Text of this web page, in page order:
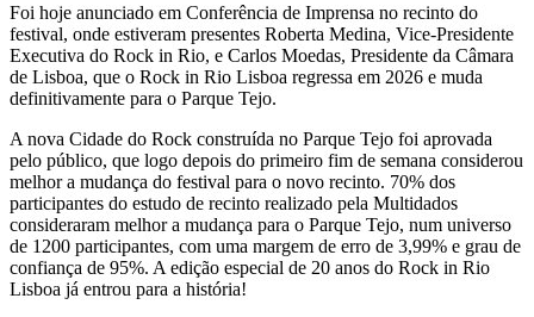
Foi hoje anunciado em Conferência de Imprensa no recinto do
festival, onde estiveram presentes Roberta Medina, Vice-Presidente
Executiva do Rock in Rio, e Carlos Moedas, Presidente da Câmara
de Lisboa, que o Rock in Rio Lisboa regressa em 2026 e muda
definitivamente para o Parque Tejo.
A nova Cidade do Rock construída no Parque Tejo foi aprovada
pelo público, que logo depois do primeiro fim de semana considerou
melhor a mudança do festival para o novo recinto. 70% dos
participantes do estudo de recinto realizado pela Multidados
consideraram melhor a mudança para o Parque Tejo, num universo
de 1200 participantes, com uma margem de erro de 3,99% e grau de
confiança de 95%. A edição especial de 20 anos do Rock in Rio
Lisboa já entrou para a história!